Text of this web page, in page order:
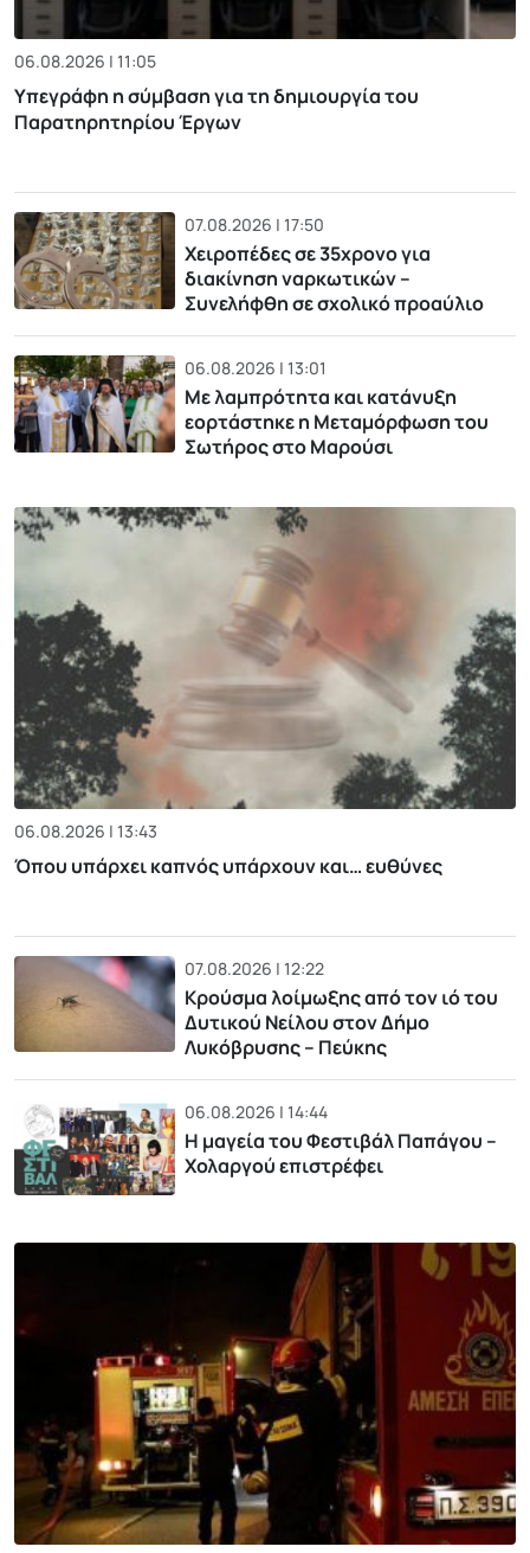
06.08.2026 | 11:05
Υπεγράφη η σύμβαση για τη δημιουργία του
Παρατηρητηρίου Έργων
07.08.2026 | 17:50
Χειροπέδες σε 35χρονο για
διακίνηση ναρκωτικών –
Συνελήφθη σε σχολικό προαύλιο
06.08.2026 | 13:01
Με λαμπρότητα και κατάνυξη
εορτάστηκε η Μεταμόρφωση του
Σωτήρος στο Μαρούσι
06.08.2026 | 13:43
Όπου υπάρχει καπνός υπάρχουν και… ευθύνες
07.08.2026 | 12:22
Κρούσμα λοίμωξης από τον ιό του
Δυτικού Νείλου στον Δήμο
Λυκόβρυσης – Πεύκης
06.08.2026 | 14:44
Η μαγεία του Φεστιβάλ Παπάγου –
Χολαργού επιστρέφει